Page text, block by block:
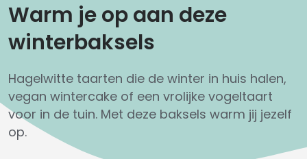
Warm je op aan deze
winterbaksels
Hagelwitte taarten die de winter in huis halen,
vegan wintercake of een vrolijke vogeltaart
voor in de tuin. Met deze baksels warm jij jezelf
op.